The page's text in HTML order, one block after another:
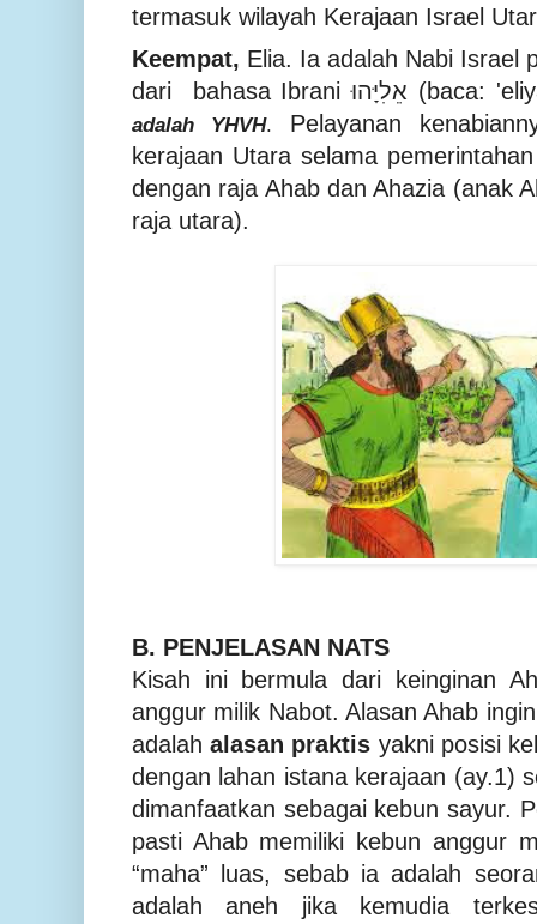
termasuk wilayah Kerajaan Israel
Keempat, Elia. Ia adalah Nabi Israel
dari
bahasa Ibrani אֵלִיָּהוּ (baca:
adalah YHVH.
Pelayanan
kerajaan Utara selama
dengan raja Ahab dan Ahazia (anak
raja utara).
B. PENJELASAN NATS
Kisah ini bermula dari keinginan
anggur milik Nabot. Alasan Ahab
adalahalasan praktis yakni posisi
dengan lahan istana kerajaan (ay.1)
dimanfaatkan sebagai kebun sayur.
pasti Ahab memiliki kebun anggur
“maha” luas, sebab ia adalah
adalah aneh jika kemudia